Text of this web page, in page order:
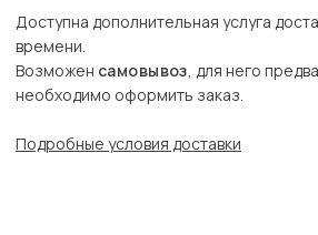
Доступна дополнительная услуга
времени.
Возможен самовывоз, для него
необходимо оформить заказ.
Подробные условия доставки